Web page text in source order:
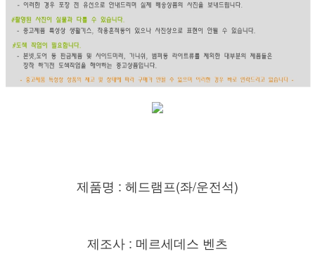
제품명 : 헤드램프(좌/운전석)
제조사 : 메르세데스 벤츠